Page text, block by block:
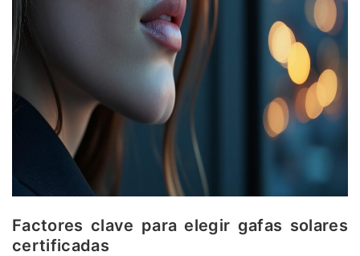
Factores clave para elegir gafas solares
certificadas